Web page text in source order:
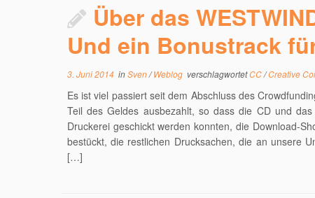
Über das
Und ein Bonustrack
3. Juni 2014inSven/Weblog verschlagwortetCC/Creative
Es ist viel passiert seit dem Abschluss des
Teil des Geldes ausbezahlt, so dass die CD und
Druckerei geschickt werden konnten, die Download-
bestückt, die restlichen Drucksachen, die an unsere
[…]